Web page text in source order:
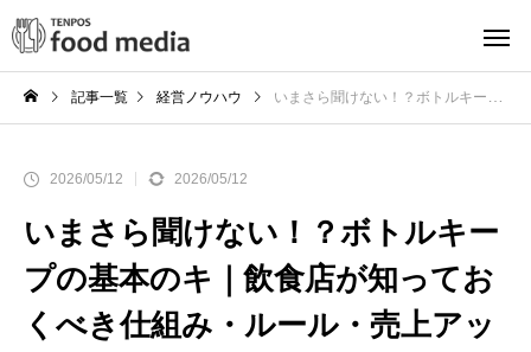
記事一覧 経営ノウハウ いまさら聞けない！？ボトルキープの基本のキ｜飲食店が知っておくべき仕組み・ルール・売上アップ術
2026/05/12 2026/05/12
いまさら聞けない！？ボトルキー
プの基本のキ｜飲食店が知ってお
くべき仕組み・ルール・売上アッ